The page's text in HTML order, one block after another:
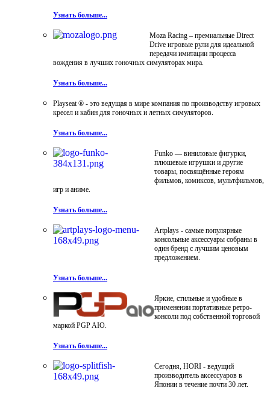
Узнать больше...
Moza Racing – премиальные Direct
Drive игровые рули для идеальной
передачи имитации процесса
вождения в лучших гоночных симуляторах мира.
Узнать больше...
Playseat ® - это ведущая в мире компания по производству игровых
кресел и кабин для гоночных и летных симуляторов.
Узнать больше...
Funko — виниловые фигурки,
плюшевые игрушки и другие
товары, посвящённые героям
фильмов, комиксов, мультфильмов,
игр и аниме.
Узнать больше...
Artplays - самые популярные
консольные аксессуары собраны в
один бренд с лучшим ценовым
предложением.
Узнать больше...
Яркие, стильные и удобные в
применении портативные ретро-
консоли под собственной торговой
маркой PGP AIO.
Узнать больше...
Сегодня, HORI - ведущий
производитель аксессуаров в
Японии в течение почти 30 лет.